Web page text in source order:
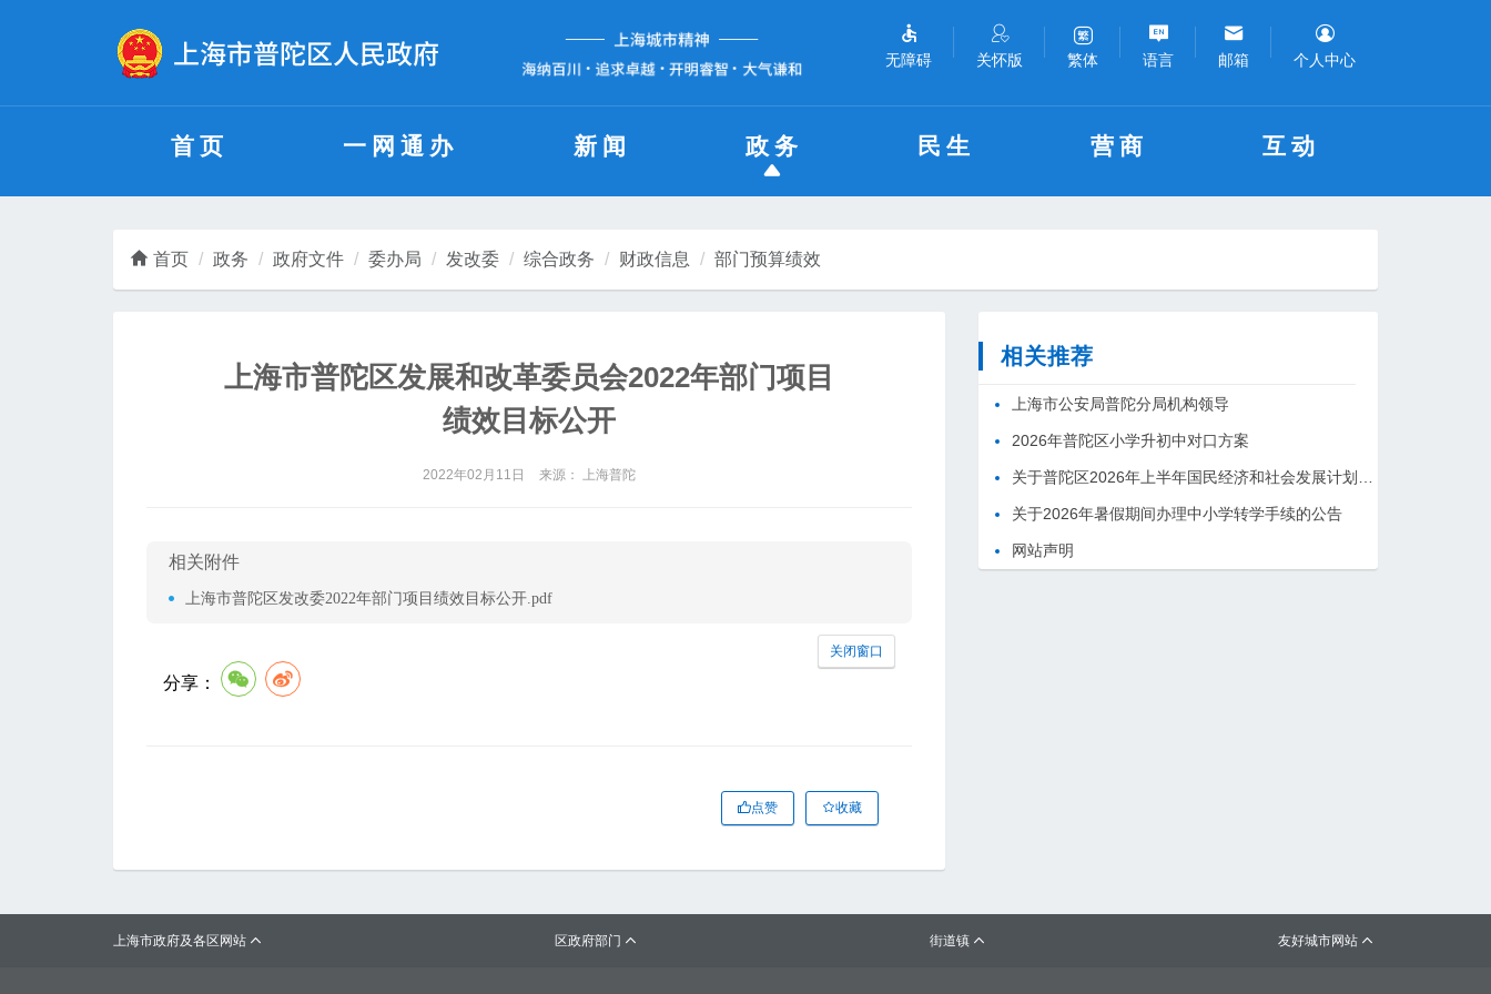
无障碍 关怀版 繁体 语言 邮箱 个人中心
首页 一网通办 新闻 政务 民生 营商 互动
首页 政务 政府文件 委办局 发改委 综合政务 财政信息 部门预算绩效
上海市普陀区发展和改革委员会2022年部门项目
绩效目标公开
2022年02月11日 来源： 上海普陀
相关附件
上海市普陀区发改委2022年部门项目绩效目标公开.pdf
分享：
关闭窗口
点赞 收藏
相关推荐
上海市公安局普陀分局机构领导
2026年普陀区小学升初中对口方案
关于2026年暑假期间办理中小学转学手续的公告
网站声明
上海市政府及各区网站  区政府部门  街道镇  友好城市网站 